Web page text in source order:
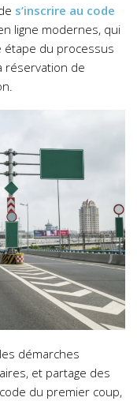
s’inscrire au code
ligne modernes, qui
étape du processus
réservation de
démarches
et partage des
du premier coup,